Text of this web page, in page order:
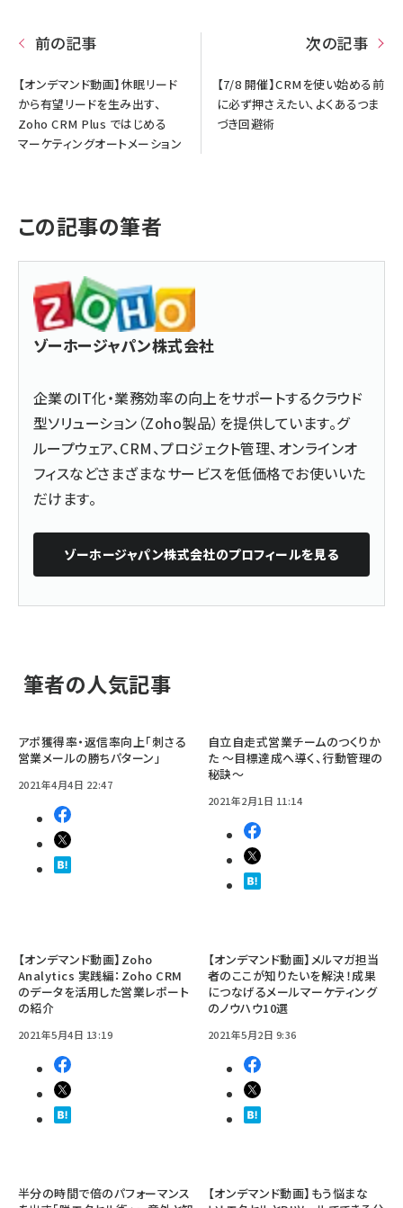
前の記事
【オンデマンド動画】休眠リード
から有望リードを生み出す、
Zoho CRM Plus ではじめる
マーケティングオートメーション
次の記事
【7/8 開催】CRMを使い始める前
に必ず押さえたい、よくあるつま
づき回避術
この記事の筆者
ゾーホージャパン株式会社
企業のIT化・業務効率の向上をサポートするクラウド
型ソリューション（Zoho製品）を提供しています。グ
ループウェア、CRM、プロジェクト管理、オンラインオ
フィスなどさまざまなサービスを低価格でお使いいた
だけます。
ゾーホージャパン株式会社のプロフィールを見る
筆者の人気記事
アポ獲得率・返信率向上「刺さる
営業メールの勝ちパターン」
2021年4月4日 22:47
自立自走式営業チームのつくりか
た 〜目標達成へ導く、行動管理の
秘訣〜
2021年2月1日 11:14
【オンデマンド動画】Zoho
Analytics 実践編：Zoho CRM
のデータを活用した営業レポート
の紹介
2021年5月4日 13:19
【オンデマンド動画】メルマガ担当
者のここが知りたいを解決！成果
につなげるメールマーケティング
のノウハウ10選
2021年5月2日 9:36
半分の時間で倍のパフォーマンス
【オンデマンド動画】もう悩まな